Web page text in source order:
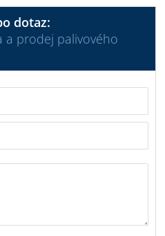
dotaz:
a prodej palivového